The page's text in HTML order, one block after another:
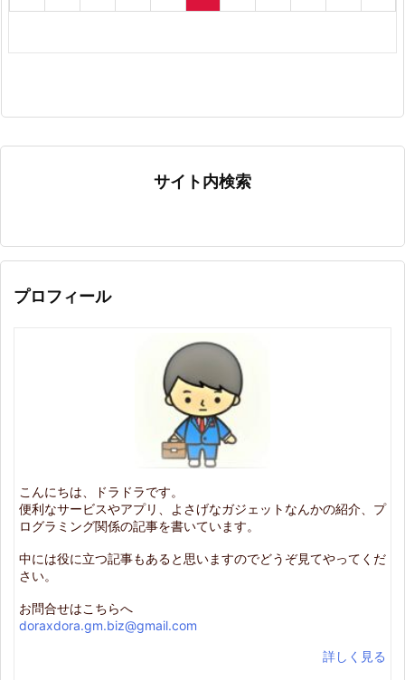
サイト内検索
プロフィール
こんにちは、ドラドラです。
便利なサービスやアプリ、よさげなガジェットなんかの紹介、プ
ログラミング関係の記事を書いています。
中には役に立つ記事もあると思いますのでどうぞ見てやってくだ
さい。
お問合せはこちらへ
doraxdora.gm.biz@gmail.com
詳しく見る